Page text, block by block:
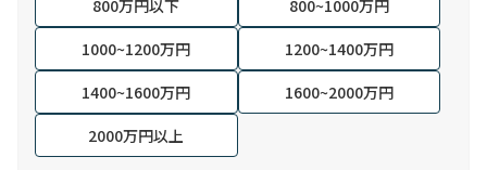
800万円以下
800~1000万円
1000~1200万円
1200~1400万円
1400~1600万円
1600~2000万円
2000万円以上